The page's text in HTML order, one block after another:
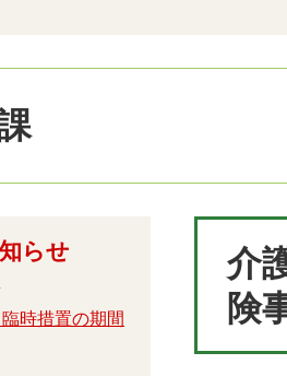
介
険
らせ
時措置の期間